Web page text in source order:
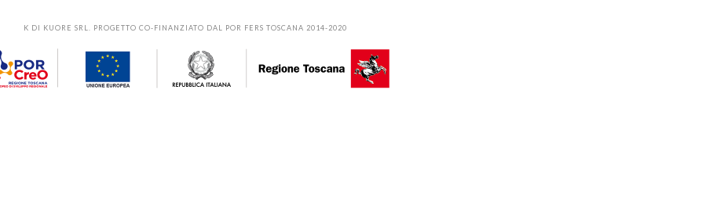
K DI KUORE SRL. PROGETTO CO-FINANZIATO DAL POR FERS TOSCANA 2014-2020